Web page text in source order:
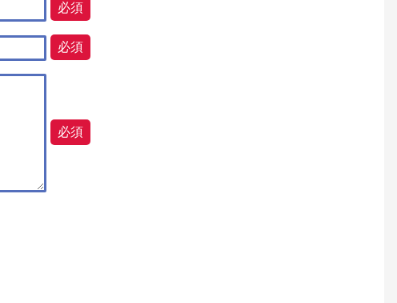
必須
必須
必須